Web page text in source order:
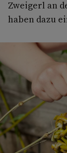
Zweigerl an
­haben dazu